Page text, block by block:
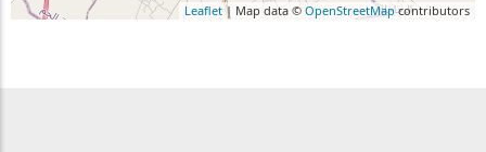
Leaflet| Map data © OpenStreetMapcontributors